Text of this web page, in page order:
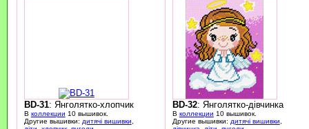
BD-31: Янголятко-хлопчик
В коллекции 10 вышивок.
Другие вышивки: дитячі вишивки,
BD-32: Янголятко-дівчинка
В коллекции 10 вышивок.
Другие вышивки: дитячі вишивки,